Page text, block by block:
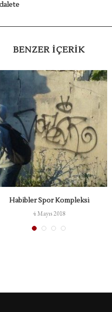
BENZER IÇERIK
Habibler Spor Kompleksi
4 Mayıs 2018